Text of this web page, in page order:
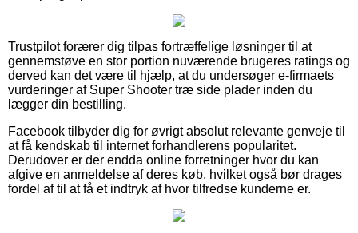
Trustpilot forærer dig tilpas fortræffelige løsninger til at
gennemstøve en stor portion nuværende brugeres ratings og
derved kan det være til hjælp, at du undersøger e-firmaets
vurderinger af Super Shooter træ side plader inden du
lægger din bestilling.
Facebook tilbyder dig for øvrigt absolut relevante genveje til
at få kendskab til internet forhandlerens popularitet.
Derudover er der endda online forretninger hvor du kan
afgive en anmeldelse af deres køb, hvilket også bør drages
fordel af til at få et indtryk af hvor tilfredse kunderne er.